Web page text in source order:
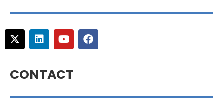
CONTACT